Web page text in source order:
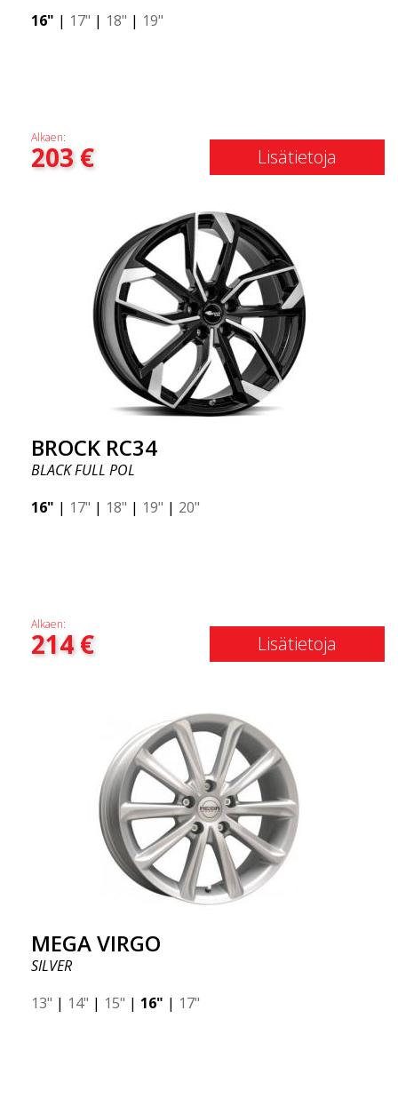
16" | 17" | 18" | 19"
Alkaen:
203€ Lisätietoja
BROCK RC34
BLACK FULL POL
16" | 17" | 18" | 19" | 20"
Alkaen:
214€ Lisätietoja
MEGA VIRGO
SILVER
13" | 14" | 15" | 16" | 17"